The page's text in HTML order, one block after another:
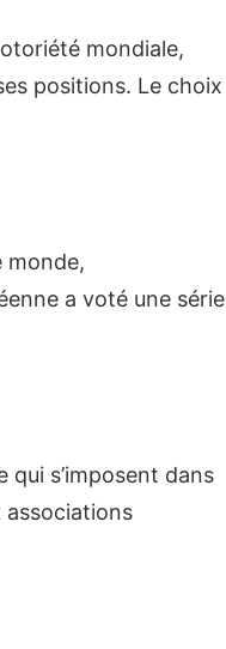
mondiale,
positions. Le choix
monde,
a voté une série
qui s’imposent dans
associations